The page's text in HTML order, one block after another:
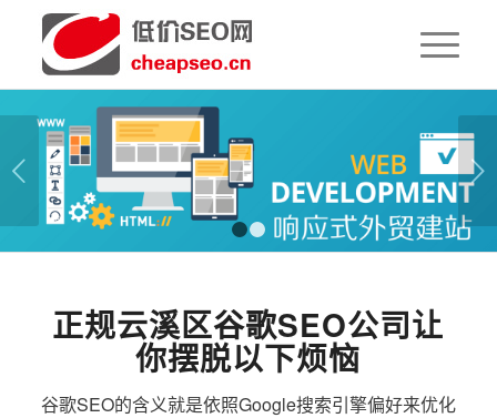
下一页
1 2
正规云溪区谷歌SEO公司让
你摆脱以下烦恼
谷歌SEO的含义就是依照Google搜索引擎偏好来优化